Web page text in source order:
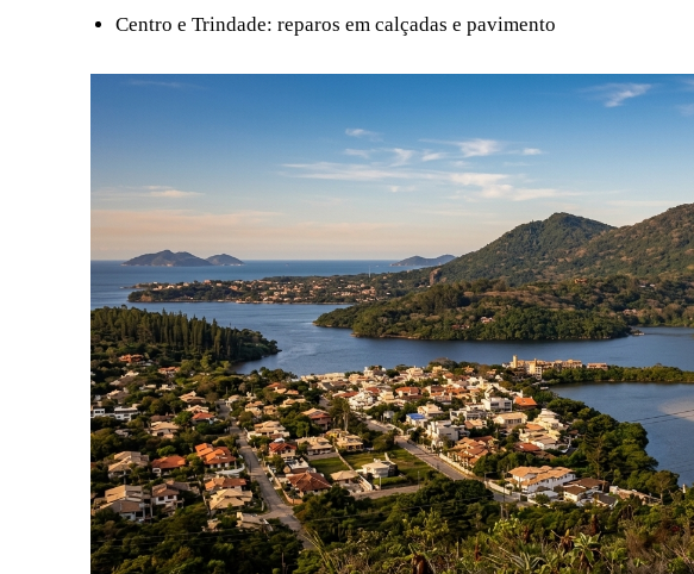
Centro e Trindade: reparos em calçadas e pavimento